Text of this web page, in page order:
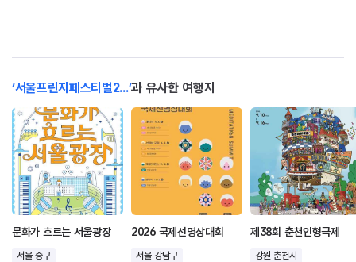
‘서울프린지페스티벌2...’과 유사한 여행지
문화가 흐르는 서울광장
서울 중구
2026 국제선명상대회
서울 강남구
제38회 춘천인형극제
강원 춘천시